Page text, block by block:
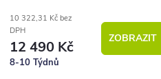
10 322,31 Kč bez
DPH
12 490 Kč
8-10 Týdnů
ZOBRAZIT